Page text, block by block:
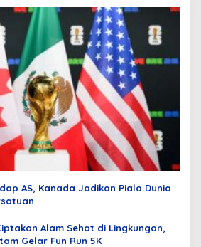
AS, Kanada Jadikan Piala Dunia
Alam Sehat di Lingkungan,
Gelar Fun Run 5K